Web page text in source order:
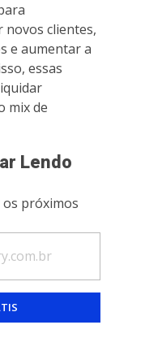
novos clientes,
e aumentar a
essas
mix de
Lendo
próximos